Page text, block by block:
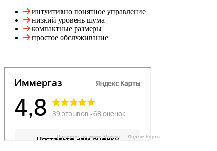
интуитивно понятное управление
низкий уровень шума
компактные размеры
простое обслуживание
Иммергаз на карте Москвы — Яндекс Карты